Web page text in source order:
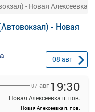
- Новая Алексеевка
- Новая
08 авг
07 авг 19:30
Новая Алексеевка п. пов.
Новая Алексеевка п. пов.